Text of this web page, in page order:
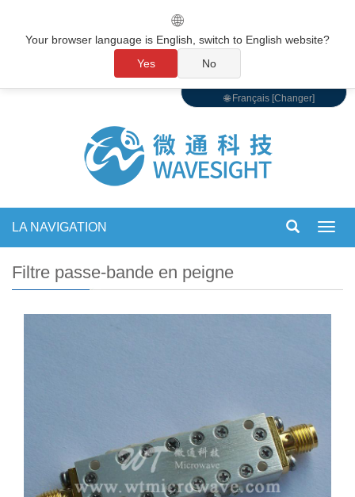
🌐 Français [Changer]
LA NAVIGATION
Filtre passe-bande en peigne
🌐
Your browser language is English, switch to English website?
Yes
No